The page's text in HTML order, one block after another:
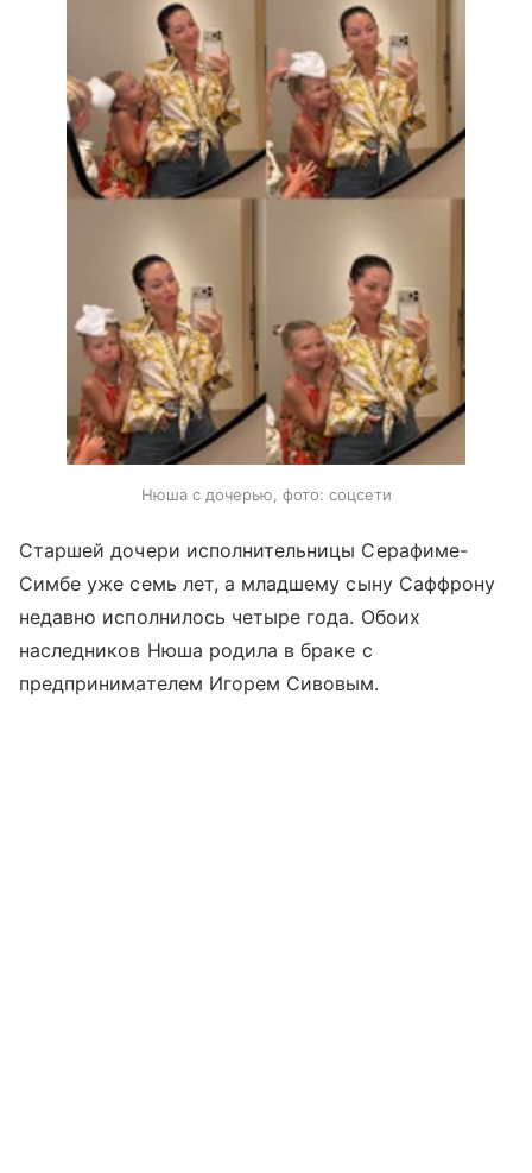
Нюша с дочерью, фото: соцсети
Старшей дочери исполнительницы Серафиме-
Симбе уже семь лет, а младшему сыну Саффрону
недавно исполнилось четыре года. Обоих
наследников Нюша родила в браке с
предпринимателем Игорем Сивовым.